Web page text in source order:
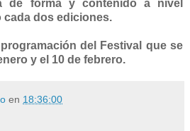
de forma y contenido a nivel
dos ediciones.
del Festival que se
y el 10 de febrero.
en 18:36:00